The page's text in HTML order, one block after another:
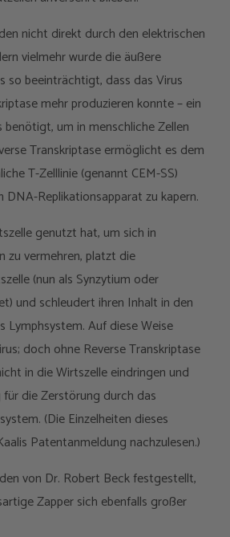
nicht direkt durch den elektrischen
vielmehr wurde die äußere
so beeinträchtigt, dass das Virus
mehr produzieren konnte – ein
benötigt, um in menschliche Zellen
Transkriptase ermöglicht es dem
T-Zelllinie (genannt CEM-SS)
DNA-Replikationsapparat zu kapern.
genutzt hat, um sich in
zu vermehren, platzt die
(nun als Synzytium oder
und schleudert ihren Inhalt in den
Lymphsystem. Auf diese Weise
doch ohne Reverse Transkriptase
in die Wirtszelle eindringen und
die Zerstörung durch das
(Die Einzelheiten dieses
Patentanmeldung nachzulesen.)
von Dr. Robert Beck festgestellt,
Zapper sich ebenfalls großer